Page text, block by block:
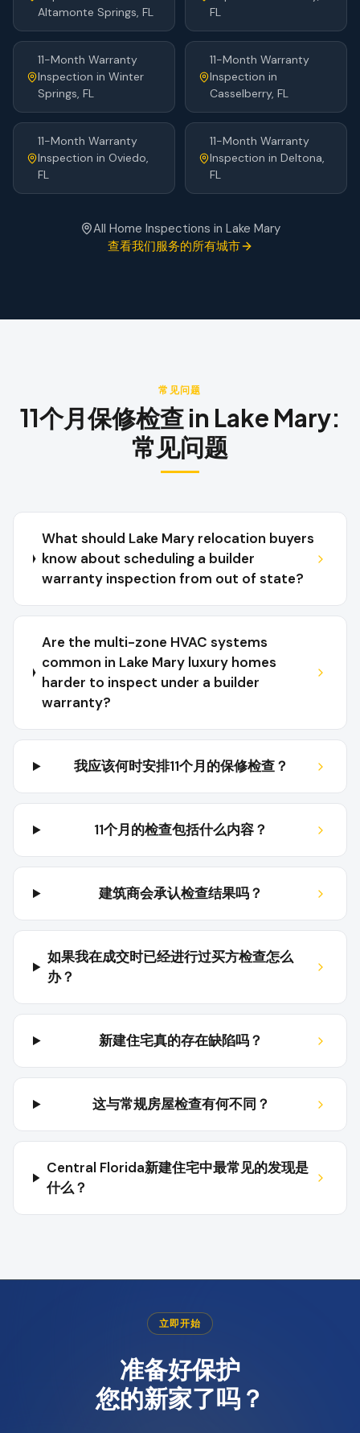
Altamonte Springs, FL
FL
11-Month Warranty
Inspection in Winter
Springs, FL
11-Month Warranty
Inspection in
Casselberry, FL
11-Month Warranty
Inspection in Oviedo,
FL
11-Month Warranty
Inspection in Deltona,
FL
All Home Inspections in Lake Mary
查看我们服务的所有城市
常见问题
11个月保修检查in Lake Mary:
常见问题
What should Lake Mary relocation buyers
know about scheduling a builder
warranty inspection from out of state?
Are the multi-zone HVAC systems
common in Lake Mary luxury homes
harder to inspect under a builder
warranty?
我应该何时安排11个月的保修检查？
11个月的检查包括什么内容？
建筑商会承认检查结果吗？
如果我在成交时已经进行过买方检查怎么
办？
新建住宅真的存在缺陷吗？
这与常规房屋检查有何不同？
Central Florida新建住宅中最常见的发现是
什么？
立即开始
准备好保护
您的新家了吗？